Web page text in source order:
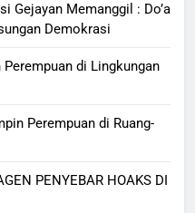
Gejayan Memanggil : Do’a
Demokrasi
di Lingkungan
Perempuan di Ruang-
PENYEBAR HOAKS DI